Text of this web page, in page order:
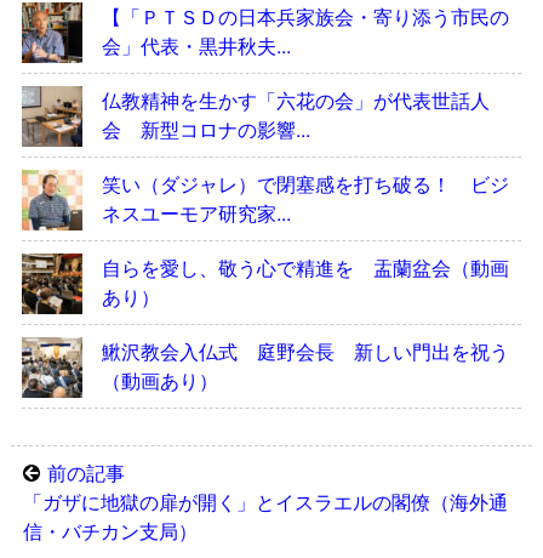
【「ＰＴＳＤの日本兵家族会・寄り添う市民の
会」代表・黒井秋夫...
仏教精神を生かす「六花の会」が代表世話人
会 新型コロナの影響...
笑い（ダジャレ）で閉塞感を打ち破る！ ビジ
ネスユーモア研究家...
自らを愛し、敬う心で精進を 盂蘭盆会（動画
あり）
鰍沢教会入仏式 庭野会長 新しい門出を祝う
（動画あり）
前の記事
「ガザに地獄の扉が開く」とイスラエルの閣僚（海外通
信・バチカン支局）